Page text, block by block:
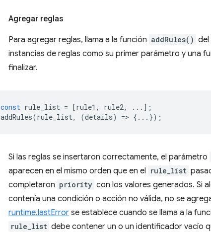
Agregar reglas
Para agregar reglas, llama a la función addRules() del
instancias de reglas como su primer parámetro y una
finalizar.
const rule_list = [rule1 , rule2,
...];
addRules(rule_list, (details) => {...});
Si las reglas se insertaron correctamente, el parámetro
aparecen en el mismo orden que en el rule_list
completaron priority con los valores generados. Si
contenía una condición o acción no válida, no se
runtime.lastError se establece cuando se llama a la
rule_list debe contener un o un identificador vacío